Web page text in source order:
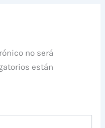
no será
están